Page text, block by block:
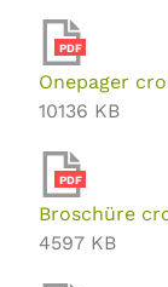
PDF
Onepager
10136 KB
PDF
Broschüre
4597 KB